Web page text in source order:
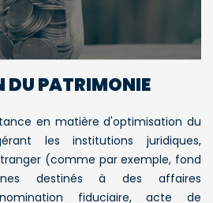
PATRIMONIE
en matière d'optimisation du
les institutions juridiques,
(comme par exemple, fond
destinés à des affaires
fiduciaire, acte de